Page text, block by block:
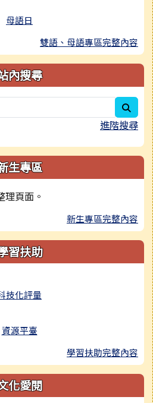
母語日
雙語、母語專區完整內容
內搜尋
進階搜尋
生專區
理頁面。
新生專區完整內容
習扶助
技化評量
資源平臺
學習扶助完整內容
化愛閱